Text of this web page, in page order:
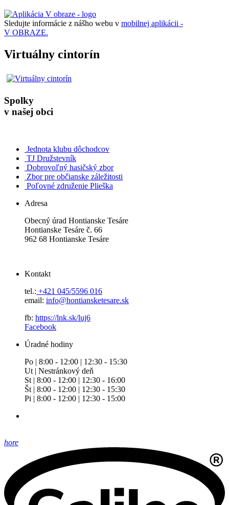
Sledujte informácie z nášho webu v mobilnej aplikácii -
V OBRAZE.
Virtuálny cintorín
Spolky
v našej obci
Jednota klubu dôchodcov
TJ Družstevník
Dobrovoľný hasičský zbor
Zbor pre občianske záležitosti
Poľovné združenie Plieška
Adresa
Obecný úrad Hontianske Tesáre
Hontianske Tesáre č. 66
962 68 Hontianske Tesáre
Kontakt
tel.: +421 045/5596 016
email: info@hontiansketesare.sk
fb: https://lnk.sk/luj6
Facebook
Úradné hodiny
Po | 8:00 - 12:00 | 12:30 - 15:30
Ut | Nestránkový deň
St | 8:00 - 12:00 | 12:30 - 16:00
Št | 8:00 - 12:00 | 12:30 - 15:30
Pi | 8:00 - 12:00 | 12:30 - 15:00
hore